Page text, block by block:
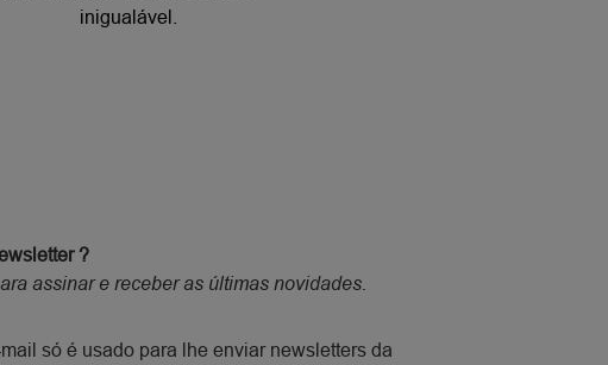
inigualável.
?
assinar e receber as últimas novidades.
só é usado para lhe enviar newsletters da